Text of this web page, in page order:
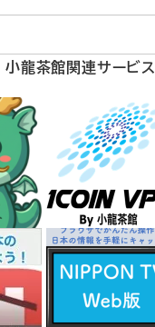
小龍茶館関連サービス